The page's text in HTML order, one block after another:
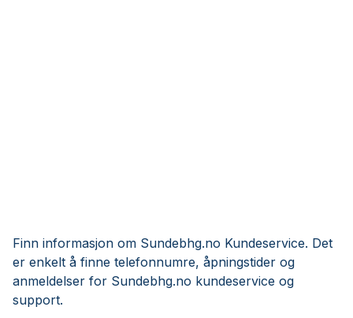
Finn informasjon om Sundebhg.no Kundeservice. Det
er enkelt å finne telefonnumre, åpningstider og
anmeldelser for Sundebhg.no kundeservice og
support.